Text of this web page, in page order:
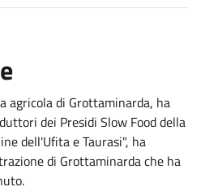
agricola di Grottaminarda, ha
dei Presidi Slow Food della
dell'Ufita e Taurasi", ha
di Grottaminarda che ha